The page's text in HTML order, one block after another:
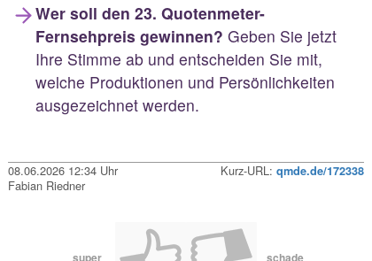
Wer soll den 23. Quotenmeter-
Fernsehpreis gewinnen? Geben Sie jetzt
Ihre Stimme ab und entscheiden Sie mit,
welche Produktionen und Persönlichkeiten
ausgezeichnet werden.
08.06.2026 12:34 Uhr Kurz-URL: qmde.de/172338
Fabian Riedner
super schade